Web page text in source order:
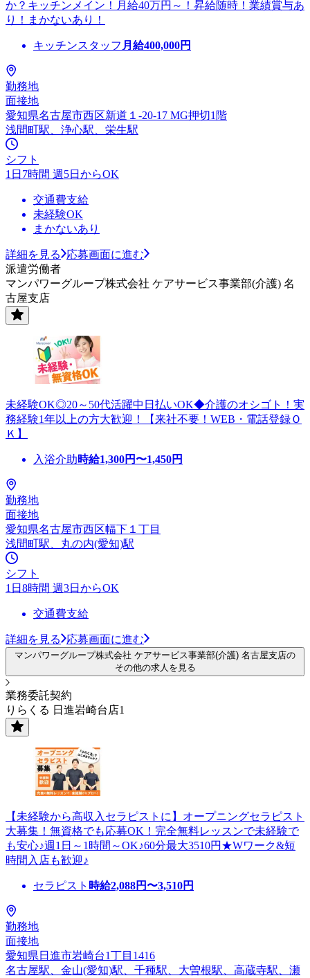
か？キッチンメイン！月給40万円～！昇給随時！業績賞与あ
り！まかないあり！
キッチンスタッフ 月給400,000円
勤務地
面接地
愛知県名古屋市西区新道１-20-17 MG押切1階
浅間町駅、浄心駅、栄生駅
シフト
1日7時間 週5日からOK
交通費支給
未経験OK
まかないあり
詳細を見る
応募画面に進む
派遣労働者
マンパワーグループ株式会社 ケアサービス事業部(介護) 名
古屋支店
未経験OK◎20～50代活躍中日払いOK◆介護のオシゴト！実
務経験1年以上の方大歓迎！【来社不要！WEB・電話登録Ｏ
Ｋ】
入浴介助時給1,300円〜1,450円
勤務地
面接地
愛知県名古屋市西区幅下１丁目
浅間町駅、丸の内(愛知)駅
シフト
1日8時間 週3日からOK
交通費支給
詳細を見る 応募画面に進む
マンパワーグループ株式会社 ケアサービス事業部(介護) 名古屋支店の
その他の求人を見る
業務委託契約
りらくる 日進岩崎台店1
【未経験から高収入セラピストに】オープニングセラピスト
大募集！無資格でも応募OK！完全無料レッスンで未経験で
も安心♪週1日～1時間～OK♪60分最大3510円★Wワーク&短
時間入店も歓迎♪
セラピスト 時給2,088円〜3,510円
勤務地
面接地
愛知県日進市岩崎台1丁目1416
名古屋駅、金山(愛知)駅、千種駅、大曽根駅、高蔵寺駅、瀬